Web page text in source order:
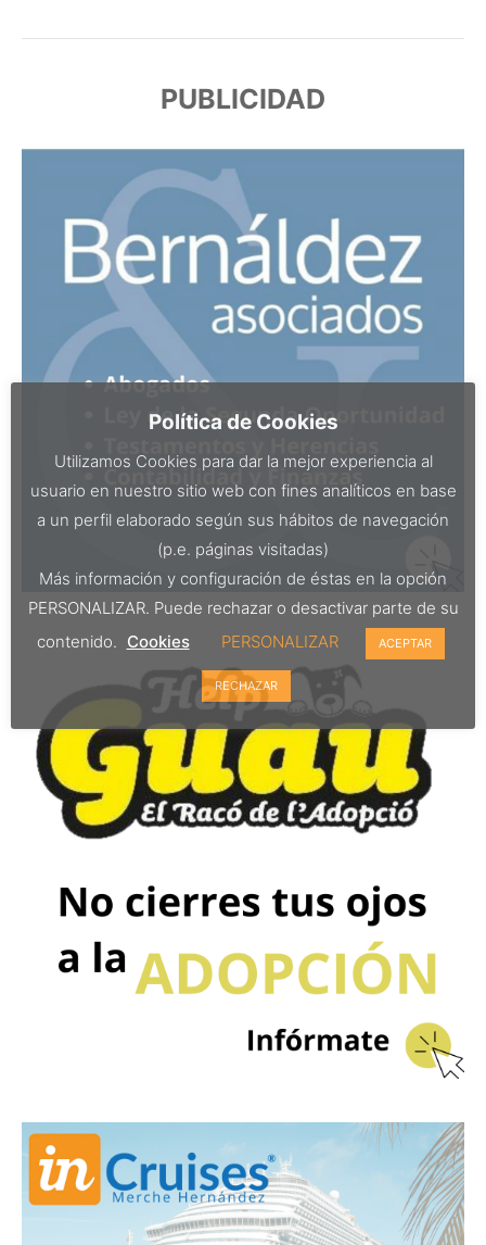
PUBLICIDAD
Política de Cookies
Utilizamos Cookies para dar la mejor experiencia al
usuario en nuestro sitio web con fines analíticos en base
a un perfil elaborado según sus hábitos de navegación
(p.e. páginas visitadas)
Más información y configuración de éstas en la opción
PERSONALIZAR. Puede rechazar o desactivar parte de su
contenido. Cookies PERSONALIZAR ACEPTAR
RECHAZAR